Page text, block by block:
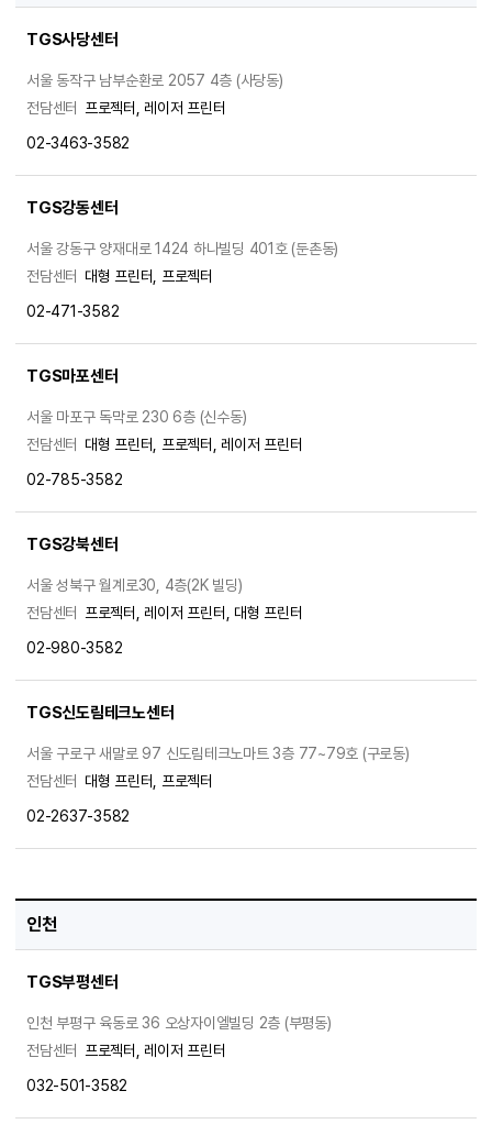
TGS사당센터
서울 동작구 남부순환로 2057 4층 (사당동)
전담센터
프로젝터, 레이저 프린터
02-3463-3582
TGS강동센터
서울 강동구 양재대로 1424 하나빌딩 401호 (둔촌동)
전담센터
대형 프린터, 프로젝터
02-471-3582
TGS마포센터
서울 마포구 독막로 230 6층 (신수동)
전담센터
대형 프린터, 프로젝터, 레이저 프린터
02-785-3582
TGS강북센터
서울 성북구 월계로30, 4층(2K 빌딩)
전담센터
프로젝터, 레이저 프린터, 대형 프린터
02-980-3582
TGS신도림테크노센터
서울 구로구 새말로 97 신도림테크노마트 3층 77~79호 (구로동)
전담센터
대형 프린터, 프로젝터
02-2637-3582
인천
TGS부평센터
인천 부평구 육동로 36 오상자이엘빌딩 2층 (부평동)
전담센터
프로젝터, 레이저 프린터
032-501-3582